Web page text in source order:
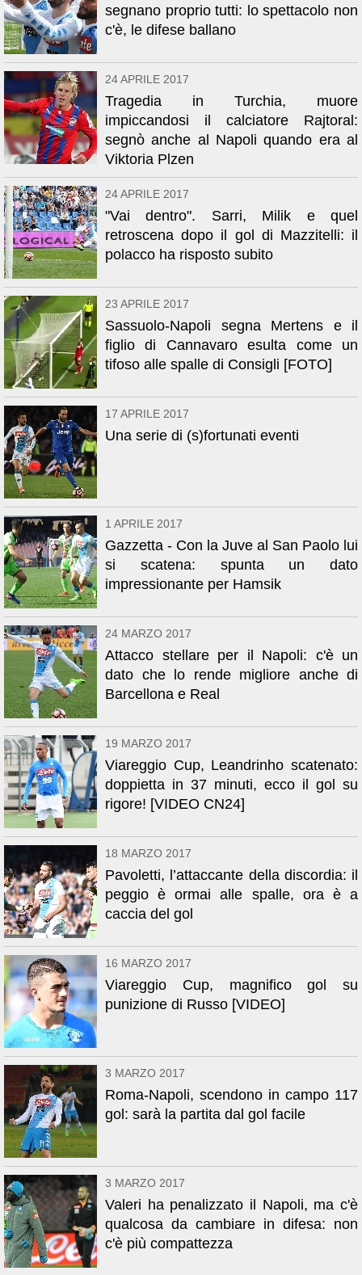
segnano proprio tutti: lo spettacolo non
c'è, le difese ballano
24 APRILE 2017
Tragedia in Turchia, muore
impiccandosi il calciatore Rajtoral:
segnò anche al Napoli quando era al
Viktoria Plzen
24 APRILE 2017
"Vai dentro". Sarri, Milik e quel
retroscena dopo il gol di Mazzitelli: il
polacco ha risposto subito
23 APRILE 2017
Sassuolo-Napoli segna Mertens e il
figlio di Cannavaro esulta come un
tifoso alle spalle di Consigli [FOTO]
17 APRILE 2017
Una serie di (s)fortunati eventi
1 APRILE 2017
Gazzetta - Con la Juve al San Paolo lui
si scatena: spunta un dato
impressionante per Hamsik
24 MARZO 2017
Attacco stellare per il Napoli: c'è un
dato che lo rende migliore anche di
Barcellona e Real
19 MARZO 2017
Viareggio Cup, Leandrinho scatenato:
doppietta in 37 minuti, ecco il gol su
rigore! [VIDEO CN24]
18 MARZO 2017
Pavoletti, l’attaccante della discordia: il
peggio è ormai alle spalle, ora è a
caccia del gol
16 MARZO 2017
Viareggio Cup, magnifico gol su
punizione di Russo [VIDEO]
3 MARZO 2017
Roma-Napoli, scendono in campo 117
gol: sarà la partita dal gol facile
3 MARZO 2017
Valeri ha penalizzato il Napoli, ma c'è
qualcosa da cambiare in difesa: non
c'è più compattezza